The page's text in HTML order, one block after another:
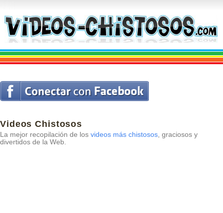
Videos Chistosos
La mejor recopilación de los videos más chistosos, graciosos y
divertidos de la Web.